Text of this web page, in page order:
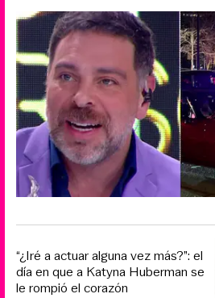
“¿Iré a actuar alguna vez más?”: el
día en que a Katyna Huberman se
le rompió el corazón